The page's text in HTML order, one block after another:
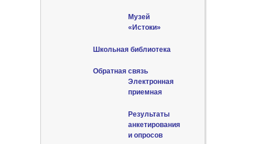
Музей
«Истоки»
Школьная библиотека
Обратная связь
Электронная
приемная
Результаты
анкетирования
и опросов